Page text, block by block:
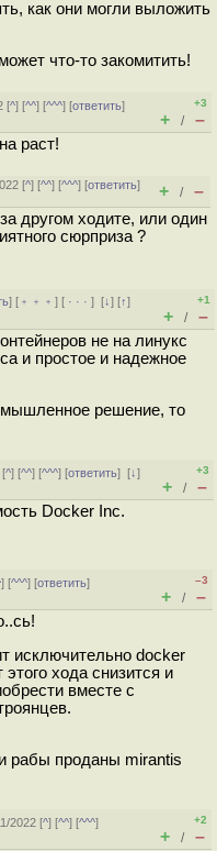
как они могли выложить
что-то закомитить!
[^] [^^] [^^^] [ответить]
+3
+ / –
раст!
[^] [^^] [^^^] [ответить]
+ / –
другом ходите, или один
сюрприза ?
] [ ﹢﹢﹢] [ · · ·][↓] [↑]
+1
+ / –
не на линукс
и простое и надежное
решение, то
[^] [^^] [^^^] [ответить][↓]
+3
+ / –
Docker Inc.
] [^^^] [ответить]
–3
+ / –
исключительно docker
хода снизится и
вместе с
рабы проданы mirantis
2022 [^] [^^] [^^^]
+2
+ / –